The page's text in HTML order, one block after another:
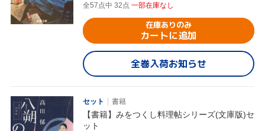
全57点中 32点 一部在庫なし
在庫ありのみ
カートに追加
全巻入荷お知らせ
セット 書籍
【書籍】みをつくし料理帖シリーズ(文庫版)セ
ット